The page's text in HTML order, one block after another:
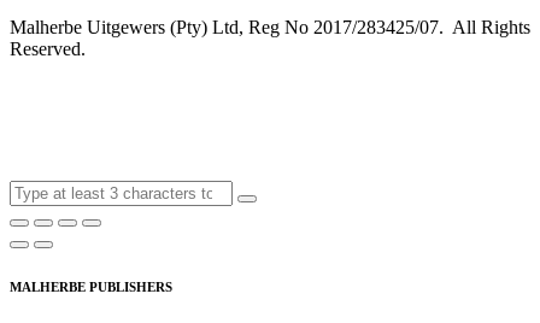
Malherbe Uitgewers (Pty) Ltd, Reg No 2017/283425/07. All Rights
Reserved.
MALHERBE PUBLISHERS